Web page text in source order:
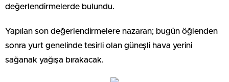
değerlendirmelerde bulundu.
Yapılan son değerlendirmelere nazaran; bugün öğlenden
sonra yurt genelinde tesirli olan güneşli hava yerini
sağanak yağışa bırakacak.